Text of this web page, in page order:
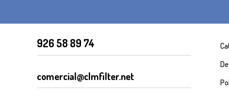
926 58 89 74
comercial@clmfilter.net